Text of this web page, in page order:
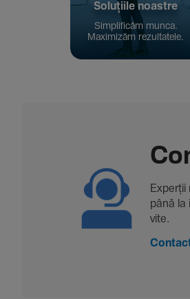
Solu­țiile noastre
Simpli­ficăm munca.
Maxi­mizăm rezul­ta­tele.
Experții
până la
vite.